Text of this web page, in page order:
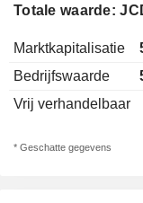
Totale waarde:
Marktkapitalisatie
Bedrijfswaarde
Vrij verhandelbaar
* Geschatte gegevens